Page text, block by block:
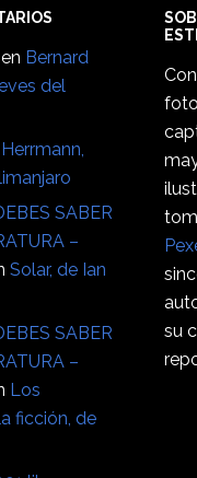
en Bernard
del
SABER
–
Solar, de Ian
SABER
–
Los
ficción, de
su